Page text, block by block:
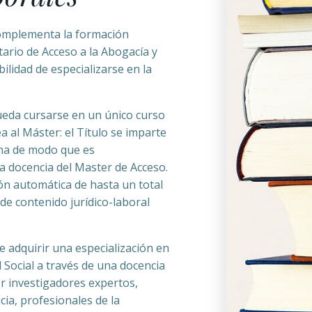
la formación
de Acceso a la Abogacía y
de especializarse en la
cursarse en un único curso
al Máster: el Título se imparte
de modo que es
del Master de Acceso.
automática de hasta un total
contenido jurídico-laboral
adquirir una especialización en
a través de una docencia
investigadores expertos,
profesionales de la